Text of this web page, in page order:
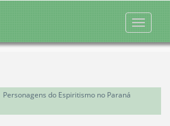
Personagens do Espiritismo no Paraná